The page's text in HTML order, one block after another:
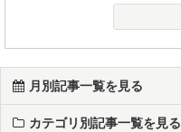
月別記事一覧を見る
カテゴリ別記事一覧を見る